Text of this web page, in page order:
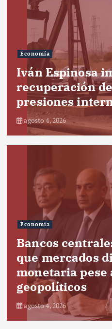
Economía
Iván Espinosa
recuperación
presiones
agosto 4, 2026
Economía
Bancos
que mercados
monetaria pese
geopolíticos
agosto 4, 2026